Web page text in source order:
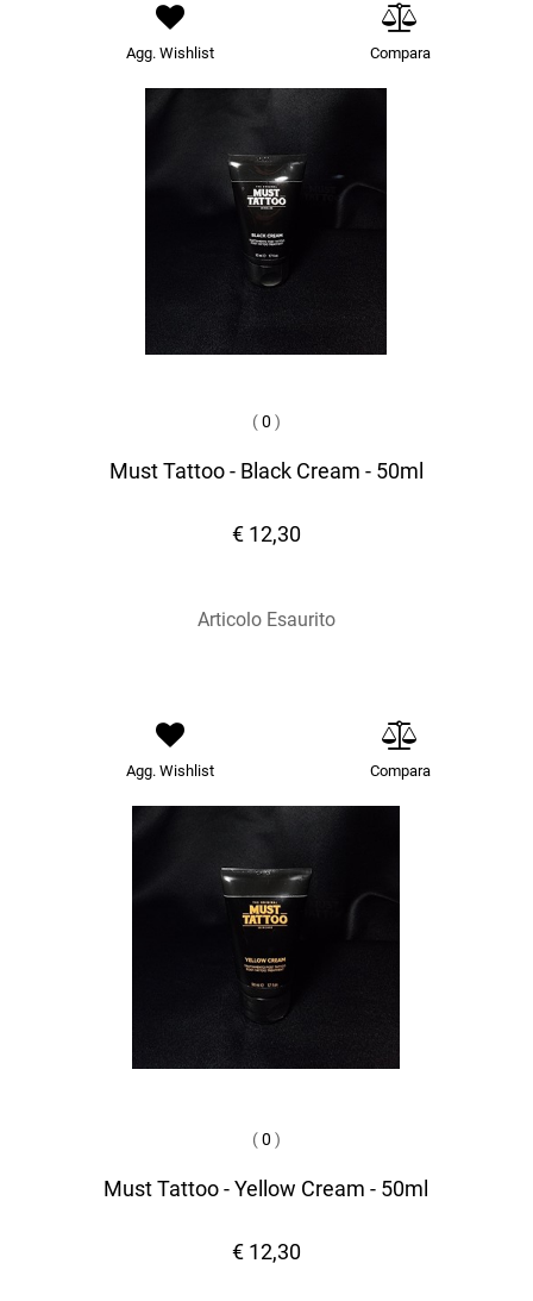
Agg. Wishlist Compara
(0 )
Must Tattoo - Black Cream - 50ml
€ 12,30
Articolo Esaurito
Agg. Wishlist Compara
(0 )
Must Tattoo - Yellow Cream - 50ml
€ 12,30